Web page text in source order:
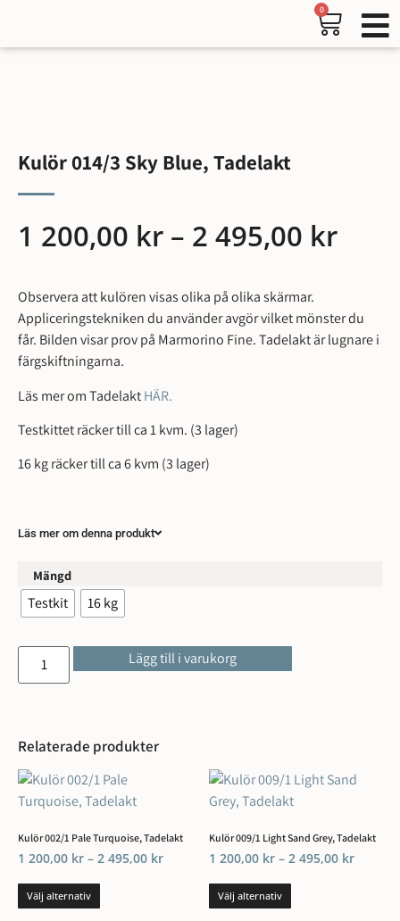
0
Kulör 014/3 Sky Blue, Tadelakt
1 200,00 kr – 2 495,00 kr
Observera att kulören visas olika på olika skärmar.
Appliceringstekniken du använder avgör vilket mönster du
får. Bilden visar prov på Marmorino Fine. Tadelakt är lugnare i
färgskiftningarna.
Läs mer om TadelaktHÄR.
Testkittet räcker till ca 1 kvm. (3 lager)
16 kg räcker till ca 6 kvm (3 lager)
Läs mer om denna produkt
Mängd
Testkit 16 kg
Lägg till i varukorg
Relaterade produkter
Kulör 002/1 Pale Turquoise, Tadelakt
1 200,00 kr – 2 495,00 kr
Välj alternativ
Kulör 009/1 Light Sand Grey, Tadelakt
1 200,00 kr – 2 495,00 kr
Välj alternativ